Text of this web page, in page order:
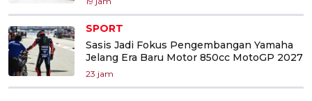
SPORT
Sasis Jadi Fokus Pengembangan Yamaha
Jelang Era Baru Motor 850cc MotoGP 2027
23 jam